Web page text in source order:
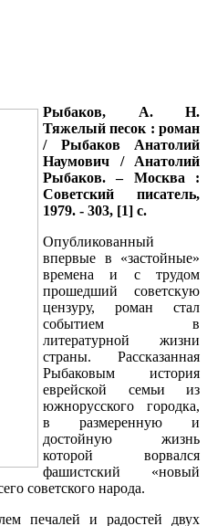
Рыбаков, А. Н.
Тяжелый песок : роман
/ Рыбаков Анатолий
Наумович / Анатолий
Рыбаков. – Москва :
Советский писатель,
1979. - 303, [1] с.
Опубликованный
впервые в «застойные»
времена и с трудом
прошедший советскую
цензуру, роман стал
событием в
литературной жизни
страны. Рассказанная
Рыбаковым история
еврейской семьи из
южнорусского городка,
в размеренную и
достойную жизнь
которой ворвался
фашистский «новый
советского народа.
печалей и радостей двух